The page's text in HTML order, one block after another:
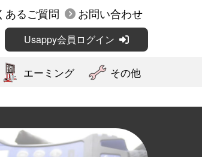
あるご質問 お問い合わせ
Usappy会員ログイン
エーミング その他